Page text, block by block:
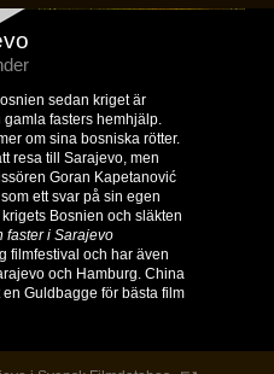
sedan kriget är
fasters hemhjälp.
om sina bosniska rötter.
resa till Sarajevo, men
Goran Kapetanović
ett svar på sin egen
Bosnien och släkten
faster i Sarajevo
filmfestival och har även
och Hamburg. China
Guldbagge för bästa film